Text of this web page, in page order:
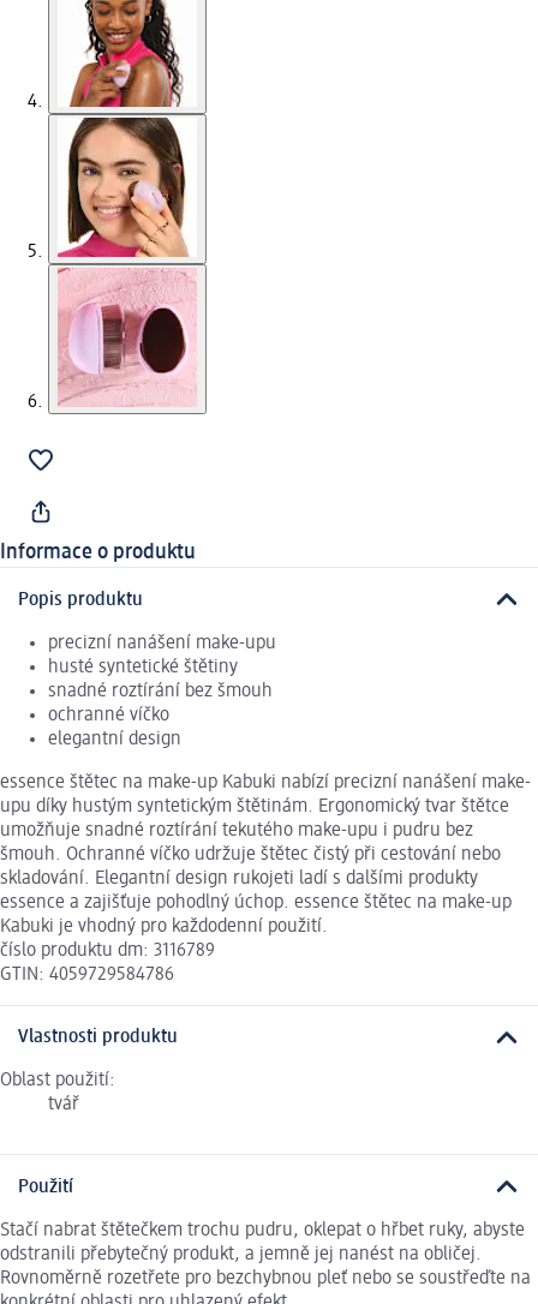
Informace o produktu
Popis produktu
precizní nanášení make-upu
husté syntetické štětiny
snadné roztírání bez šmouh
ochranné víčko
elegantní design
essence štětec na make-up Kabuki nabízí precizní nanášení make-
upu díky hustým syntetickým štětinám. Ergonomický tvar štětce
umožňuje snadné roztírání tekutého make-upu i pudru bez
šmouh. Ochranné víčko udržuje štětec čistý při cestování nebo
skladování. Elegantní design rukojeti ladí s dalšími produkty
essence a zajišťuje pohodlný úchop. essence štětec na make-up
Kabuki je vhodný pro každodenní použití.
číslo produktu dm: 3116789
GTIN: 4059729584786
Vlastnosti produktu
Oblast použití:
tvář
Použití
Stačí nabrat štětečkem trochu pudru, oklepat o hřbet ruky, abyste
odstranili přebytečný produkt, a jemně jej nanést na obličej.
Rovnoměrně rozetřete pro bezchybnou pleť nebo se soustřeďte na